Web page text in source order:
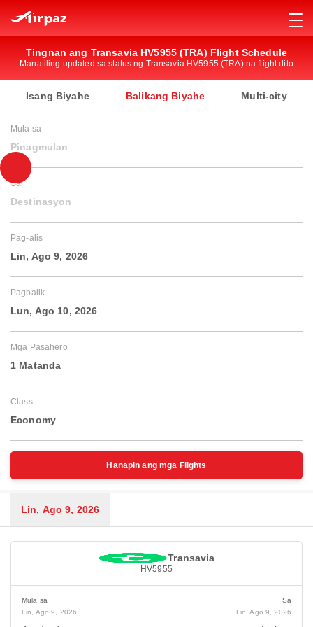
Tingnan ang Transavia HV5955 (TRA) Flight Schedule
Manatiling updated sa status ng Transavia HV5955 (TRA) na flight dito
Isang Biyahe Balikang Biyahe Multi-city
Mula sa
Pinagmulan
Sa
Destinasyon
Pag-alis
Lin, Ago 9, 2026
Pagbalik
Lun, Ago 10, 2026
Mga Pasahero
1 Matanda
Class
Economy
Hanapin ang mga Flights
Lin, Ago 9, 2026
Transavia
HV5955
Mula sa
Lin, Ago 9, 2026
Sa
Lin, Ago 9, 2026